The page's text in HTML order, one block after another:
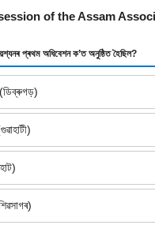
of the Assam
প্ৰথম অধিবেশন ক’ত অনুষ্ঠিত হৈছিল?